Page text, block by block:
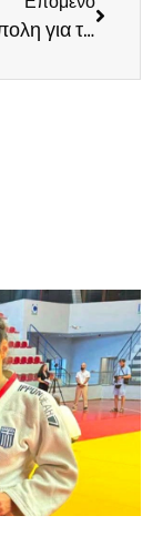
Στη Ροδόπολη για την 4η αγωνιστική της Α2 ΕΣΚΑ απόψε οι Παίδες